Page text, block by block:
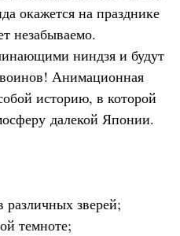
окажется на празднике
незабываемо.
ниндзя и будут
Анимационная
историю, в которой
далекой Японии.
зверей;
темноте;